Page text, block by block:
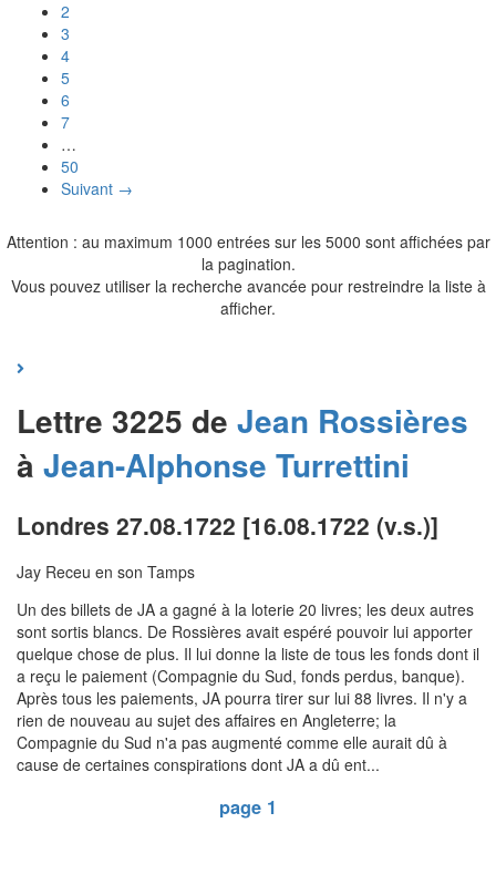
2
3
4
5
6
7
…
50
Suivant →
Attention : au maximum 1000 entrées sur les 5000 sont affichées par
la pagination.
Vous pouvez utiliser la recherche avancée pour restreindre la liste à
afficher.
Lettre 3225 de Jean Rossières
à Jean-Alphonse Turrettini
Londres 27.08.1722 [16.08.1722 (v.s.)]
Jay Receu en son Tamps
Un des billets de JA a gagné à la loterie 20 livres; les deux autres
sont sortis blancs. De Rossières avait espéré pouvoir lui apporter
quelque chose de plus. Il lui donne la liste de tous les fonds dont il
a reçu le paiement (Compagnie du Sud, fonds perdus, banque).
Après tous les paiements, JA pourra tirer sur lui 88 livres. Il n'y a
rien de nouveau au sujet des affaires en Angleterre; la
Compagnie du Sud n'a pas augmenté comme elle aurait dû à
cause de certaines conspirations dont JA a dû ent...
page 1